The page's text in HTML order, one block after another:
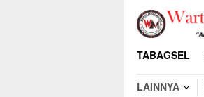
Loncat
konten
TABAGSEL
LAINNYA